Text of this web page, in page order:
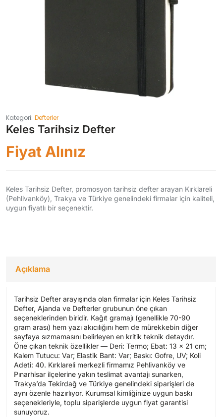
Kategori: Defterler
Keles Tarihsiz Defter
Fiyat Alınız
Keles Tarihsiz Defter, promosyon tarihsiz defter arayan Kırklareli
(Pehlivanköy), Trakya ve Türkiye genelindeki firmalar için kaliteli,
uygun fiyatlı bir seçenektir.
Açıklama
Tarihsiz Defter arayışında olan firmalar için Keles Tarihsiz
Defter, Ajanda ve Defterler grubunun öne çıkan
seçeneklerinden biridir. Kağıt gramajı (genellikle 70-90
gram arası) hem yazı akıcılığını hem de mürekkebin diğer
sayfaya sızmamasını belirleyen en kritik teknik detaydır.
Öne çıkan teknik özellikler — Deri: Termo; Ebat: 13 x 21 cm;
Kalem Tutucu: Var; Elastik Bant: Var; Baskı: Gofre, UV; Koli
Adeti: 40. Kırklareli merkezli firmamız Pehlivanköy ve
Pınarhisar ilçelerine yakın teslimat avantajı sunarken,
Trakya’da Tekirdağ ve Türkiye genelindeki siparişleri de
aynı özenle hazırlıyor. Kurumsal kimliğinize uygun baskı
seçenekleriyle, toplu siparişlerde uygun fiyat garantisi
sunuyoruz.